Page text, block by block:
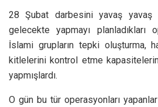
28 Şubat darbesini yavaş yavaş
gelecekte yapmayı planladıkları
İslami grupların tepki oluşturma,
kitlelerini kontrol etme
yapmışlardı.
O gün bu tür operasyonları